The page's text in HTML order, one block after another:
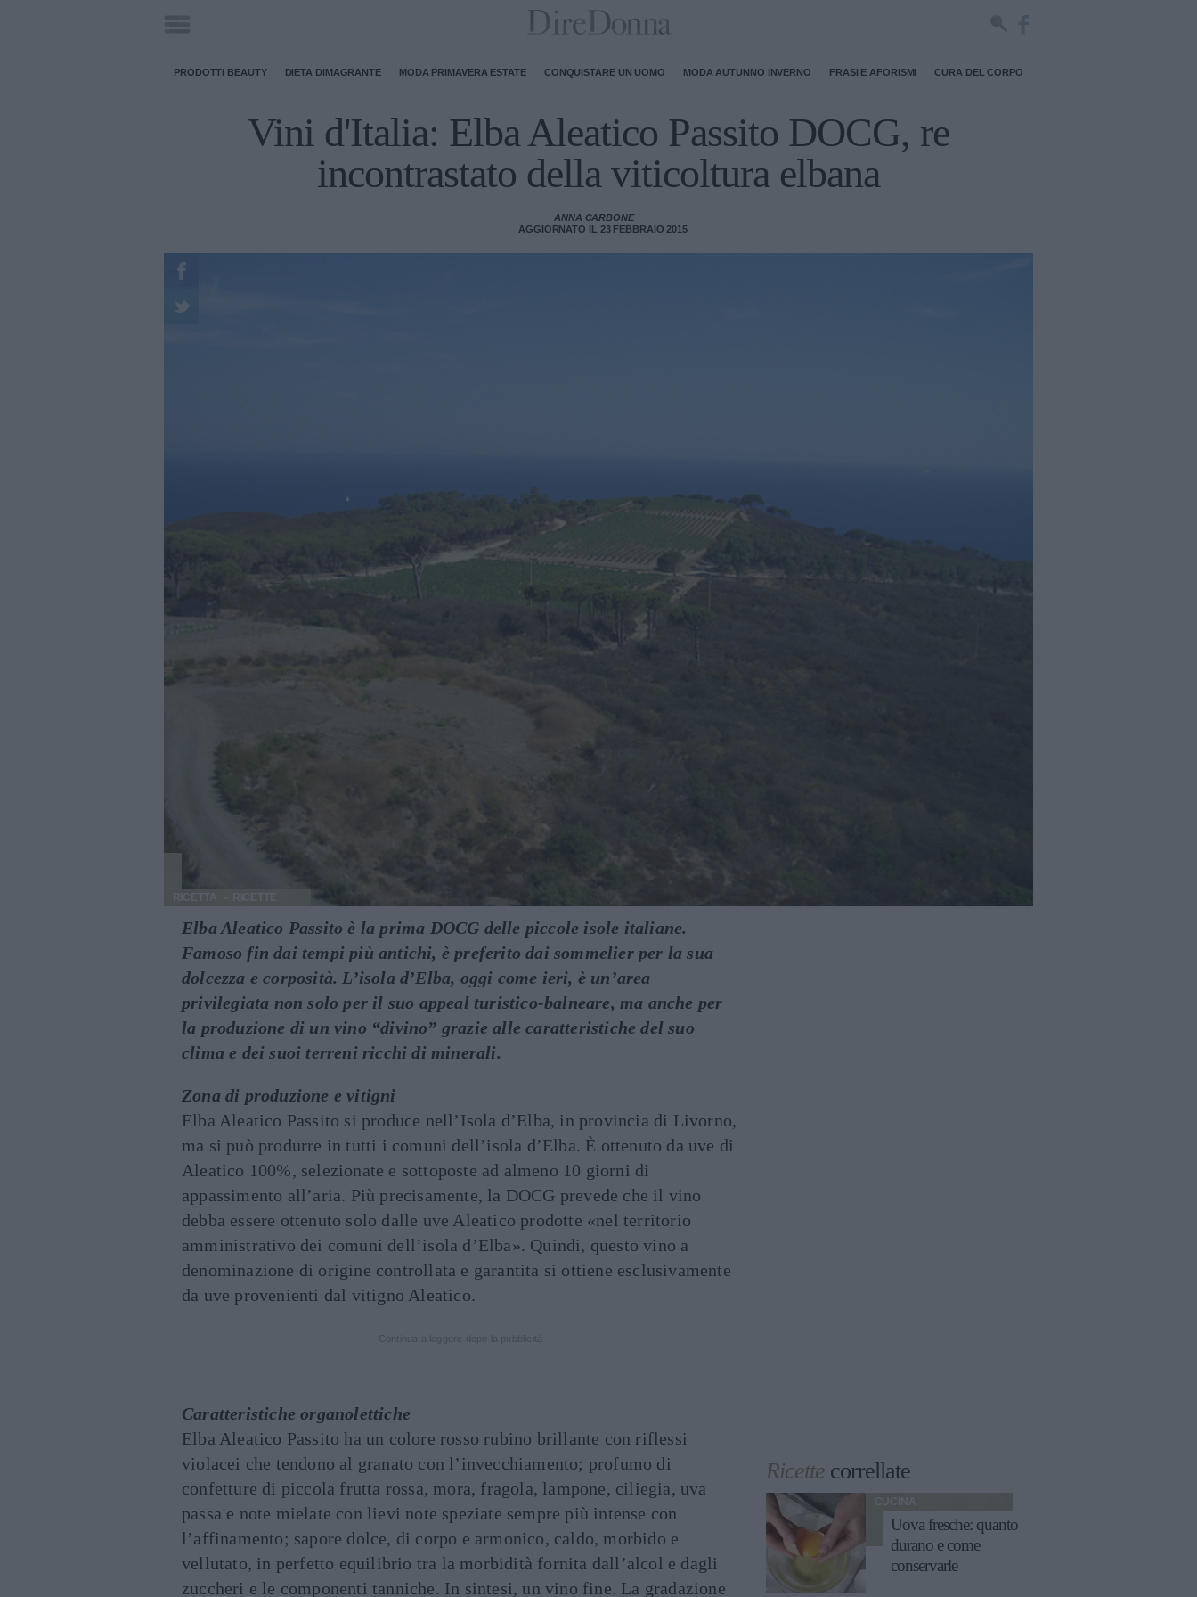
PRODOTTI BEAUTY DIETA DIMAGRANTE MODA PRIMAVERA ESTATE CONQUISTARE UN UOMO MODA AUTUNNO INVERNO FRASI E AFORISMI CURA DEL CORPO
Vini d'Italia: Elba Aleatico Passito DOCG, re
incontrastato della viticoltura elbana
ANNA CARBONE
AGGIORNATO IL 23 FEBBRAIO 2015
RICETTA
Elba Aleatico Passito è la prima DOCG delle piccole isole italiane.
Famoso fin dai tempi più antichi, è preferito dai sommelier per la sua
dolcezza e corposità. L’isola d’Elba, oggi come ieri, è un’area
privilegiata non solo per il suo appeal turistico-balneare, ma anche per
la produzione di un vino “divino” grazie alle caratteristiche del suo
clima e dei suoi terreni ricchi di minerali.
Zona di produzione e vitigni
Elba Aleatico Passito si produce nell’Isola d’Elba, in provincia di Livorno,
ma si può produrre in tutti i comuni dell’isola d’Elba. È ottenuto da uve di
Aleatico 100%, selezionate e sottoposte ad almeno 10 giorni di
appassimento all’aria. Più precisamente, la DOCG prevede che il vino
debba essere ottenuto solo dalle uve Aleatico prodotte «nel territorio
amministrativo dei comuni dell’isola d’Elba». Quindi, questo vino a
denominazione di origine controllata e garantita si ottiene esclusivamente
da uve provenienti dal vitigno Aleatico.
Caratteristiche organolettiche
Elba Aleatico Passito ha un colore rosso rubino brillante con riflessi
violacei che tendono al granato con l’invecchiamento; profumo di
confetture di piccola frutta rossa, mora, fragola, lampone, ciliegia, uva
passa e note mielate con lievi note speziate sempre più intense con
l’affinamento; sapore dolce, di corpo e armonico, caldo, morbido e
vellutato, in perfetto equilibrio tra la morbidità fornita dall’alcol e dagli
zuccheri e le componenti tanniche. In sintesi, un vino fine. La gradazione
Ricette correllate
CUCINA
Uova fresche: quanto
durano e come
conservarle